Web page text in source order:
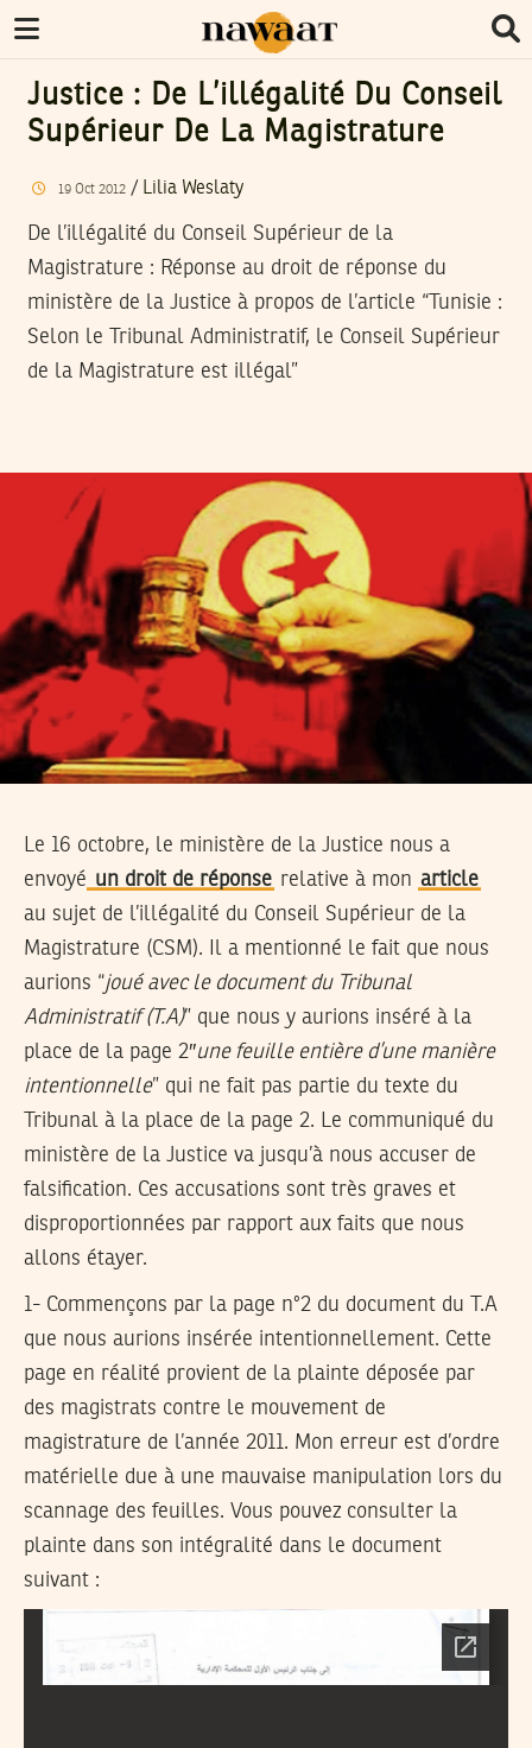
Justice : De L’illégalité Du Conseil
Supérieur De La Magistrature
19 Oct 2012/ Lilia Weslaty
De l’illégalité du Conseil Supérieur de la
Magistrature : Réponse au droit de réponse du
ministère de la Justice à propos de l’article “Tunisie :
Selon le Tribunal Administratif, le Conseil Supérieur
de la Magistrature est illégal”
Le 16 octobre, le ministère de la Justice nous a
envoyé un droit de réponse relative à mon article
au sujet de l’illégalité du Conseil Supérieur de la
Magistrature (CSM). Il a mentionné le fait que nous
aurions “joué avec le document du Tribunal
Administratif (T.A)” que nous y aurions inséré à la
place de la page 2″une feuille entière d’une manière
intentionnelle” qui ne fait pas partie du texte du
Tribunal à la place de la page 2. Le communiqué du
ministère de la Justice va jusqu’à nous accuser de
falsification. Ces accusations sont très graves et
disproportionnées par rapport aux faits que nous
allons étayer.
1- Commençons par la page n°2 du document du T.A
que nous aurions insérée intentionnellement. Cette
page en réalité provient de la plainte déposée par
des magistrats contre le mouvement de
magistrature de l’année 2011. Mon erreur est d’ordre
matérielle due à une mauvaise manipulation lors du
scannage des feuilles. Vous pouvez consulter la
plainte dans son intégralité dans le document
suivant :